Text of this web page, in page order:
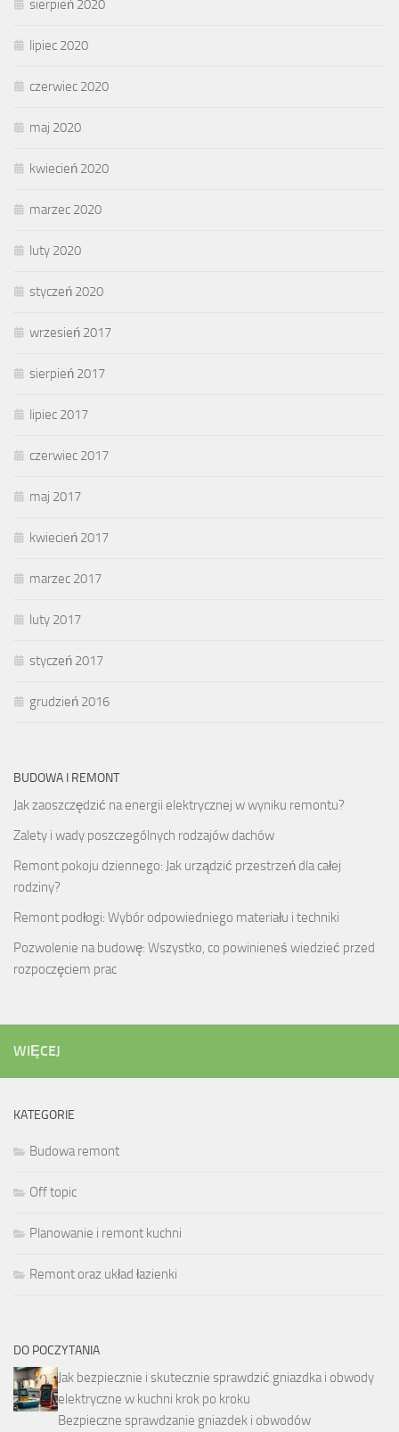
sierpień 2020
lipiec 2020
czerwiec 2020
maj 2020
kwiecień 2020
marzec 2020
luty 2020
styczeń 2020
wrzesień 2017
sierpień 2017
lipiec 2017
czerwiec 2017
maj 2017
kwiecień 2017
marzec 2017
luty 2017
styczeń 2017
grudzień 2016
BUDOWA I REMONT
Jak zaoszczędzić na energii elektrycznej w wyniku remontu?
Zalety i wady poszczególnych rodzajów dachów
Remont pokoju dziennego: Jak urządzić przestrzeń dla całej
rodziny?
Remont podłogi: Wybór odpowiedniego materiału i techniki
Pozwolenie na budowę: Wszystko, co powinieneś wiedzieć przed
rozpoczęciem prac
WIĘCEJ
KATEGORIE
Budowa remont
Off topic
Planowanie i remont kuchni
Remont oraz układ łazienki
DO POCZYTANIA
Jak bezpiecznie i skutecznie sprawdzić gniazdka i obwody
elektryczne w kuchni krok po kroku
Bezpieczne sprawdzanie gniazdek i obwodów